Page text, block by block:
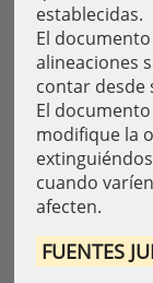
establecidas.
El
alineaciones
contar desde
El
modifique la
cuando
afecten.
FUENTES